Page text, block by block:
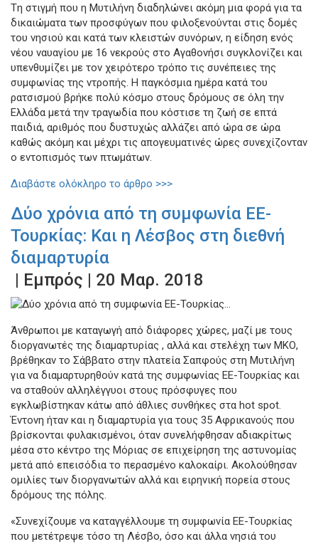
Tη στιγμή που η Μυτιλήνη διαδηλώνει ακόμη μια φορά για τα
δικαιώματα των προσφύγων που φιλοξενούνται στις δομές
του νησιού και κατά των κλειστών συνόρων, η είδηση ενός
νέου ναυαγίου με 16 νεκρούς στο Αγαθονήσι συγκλονίζει και
υπενθυμίζει με τον χειρότερο τρόπο τις συνέπειες της
συμφωνίας της ντροπής. Η παγκόσμια ημέρα κατά του
ρατσισμού βρήκε πολύ κόσμο στους δρόμους σε όλη την
Ελλάδα μετά την τραγωδία που κόστισε τη ζωή σε επτά
παιδιά, αριθμός που δυστυχώς αλλάζει από ώρα σε ώρα
καθώς ακόμη και μέχρι τις απογευματινές ώρες συνεχίζονταν
ο εντοπισμός των πτωμάτων.
Διαβάστε ολόκληρο το άρθρο >>>
Δύο χρόνια από τη συμφωνία ΕΕ-
Τουρκίας: Και η Λέσβος στη διεθνή
διαμαρτυρία
| Εμπρός | 20 Μαρ. 2018
Άνθρωποι με καταγωγή από διάφορες χώρες, μαζί με τους
διοργανωτές της διαμαρτυρίας , αλλά και στελέχη των ΜΚΟ,
βρέθηκαν το Σάββατο στην πλατεία Σαπφούς στη Μυτιλήνη
για να διαμαρτυρηθούν κατά της συμφωνίας ΕΕ-Τουρκίας και
να σταθούν αλληλέγγυοι στους πρόσφυγες που
εγκλωβίστηκαν κάτω από άθλιες συνθήκες στα hot spot.
Έντονη ήταν και η διαμαρτυρία για τους 35 Αφρικανούς που
βρίσκονται φυλακισμένοι, όταν συνελήφθησαν αδιακρίτως
μέσα στο κέντρο της Μόριας σε επιχείρηση της αστυνομίας
μετά από επεισόδια το περασμένο καλοκαίρι. Ακολούθησαν
ομιλίες των διοργανωτών αλλά και ειρηνική πορεία στους
δρόμους της πόλης.
«Συνεχίζουμε να καταγγέλλουμε τη συμφωνία ΕΕ-Τουρκίας
που μετέτρεψε τόσο τη Λέσβο, όσο και άλλα νησιά του